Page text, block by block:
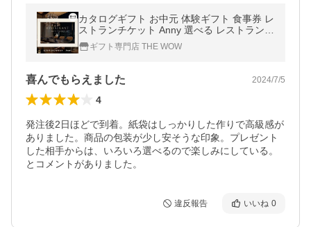
カタログギフト お中元 体験ギフト 食事券 レ
ストランチケット Anny 選べる レストラン
ペアチケット -Pearl- 記念日 お祝い お返し
結婚 内祝い プレゼント
ギフト専門店 THE WOW
喜んでもらえました 2024/7/5
4
発注後2日ほどで到着。紙袋はしっかりした作りで高級感が
ありました。商品の包装が少し安そうな印象。プレゼント
した相手からは、いろいろ選べるので楽しみにしている。
とコメントがありました。
違反報告 いいね 0